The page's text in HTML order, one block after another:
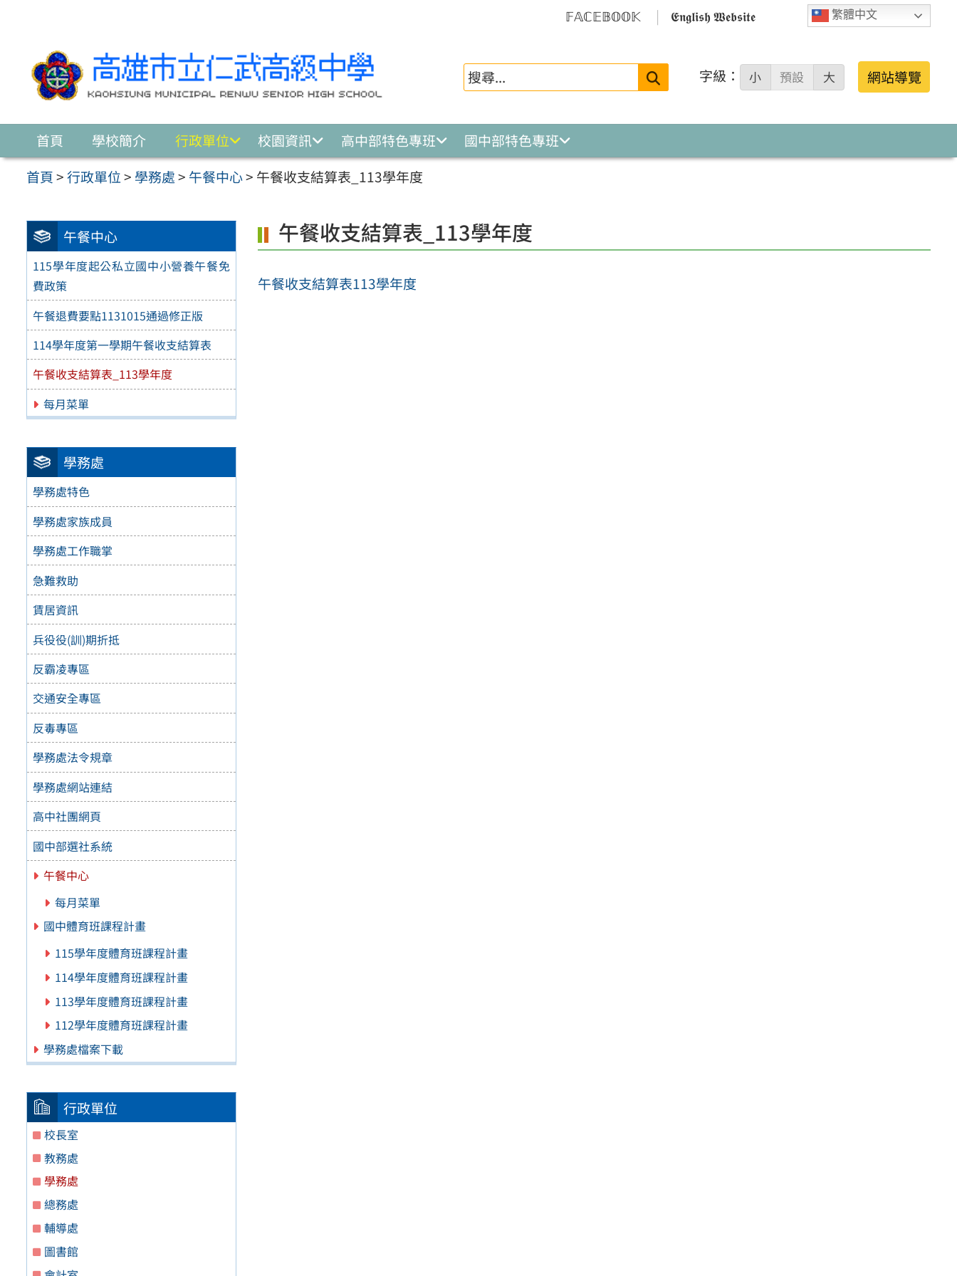
繁體中文
𝔽𝔸ℂ𝔼𝔹𝕆𝕆𝕂 𝕰𝖓𝖌𝖑𝖎𝖘𝖍 𝖂𝖊𝖇𝖘𝖎𝖙𝖊
搜
字級： 小 預設 大 網站導覽
首頁 學校簡介 行政單位 校園資訊 高中部特色專班
國中部特色專班
首頁>行政單位> 學務處> 午餐中心> 午餐收支結算表_113學年度
午餐中心
115學年度起公私立國中小營養午餐免
費政策
午餐退費要點1131015通過修正版
114學年度第一學期午餐收支結算表
午餐收支結算表_113學年度
每月菜單
學務處
學務處特色
學務處家族成員
學務處工作職掌
急難救助
賃居資訊
兵役役(訓)期折抵
反霸凌專區
交通安全專區
反毒專區
學務處法令規章
學務處網站連結
高中社團網頁
國中部選社系統
午餐中心
每月菜單
國中體育班課程計畫
115學年度體育班課程計畫
114學年度體育班課程計畫
113學年度體育班課程計畫
112學年度體育班課程計畫
學務處檔案下載
行政單位
校長室
教務處
學務處
總務處
輔導處
圖書館
午餐收支結算表_113學年度
午餐收支結算表113學年度